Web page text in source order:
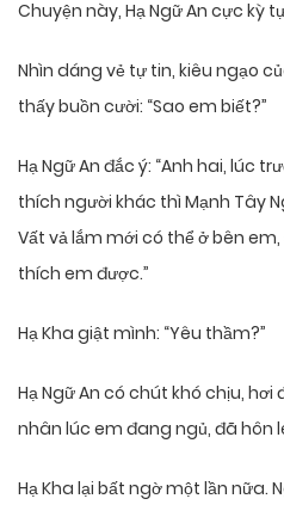
Chuyện này, Hạ Ngữ An cực kỳ
Nhìn dáng vẻ tự tin, kiêu ngạo
thấy buồn cười: “Sao em biết?”
Hạ Ngữ An đắc ý: “Anh hai, lúc
thích người khác thì Mạnh Tây
Vất vả lắm mới có thể ở bên
thích em được.”
Hạ Kha giật mình: “Yêu thầm?”
Hạ Ngữ An có chút khó chịu, hơi
nhân lúc em đang ngủ, đã hôn
Hạ Kha lại bất ngờ một lần nữa.